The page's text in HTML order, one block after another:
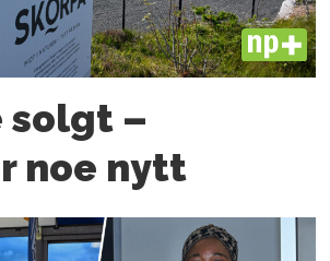
PLUS
solgt –
noe nytt